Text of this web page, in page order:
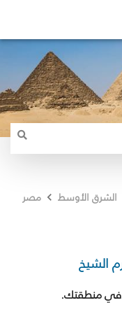
الشرق الأوسط
مصر
الشيخ
في منطقتك.